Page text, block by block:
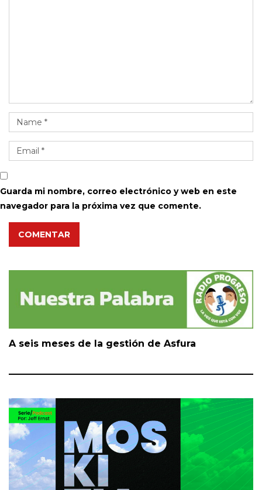
Guarda mi nombre, correo electrónico y web en este
navegador para la próxima vez que comente.
COMENTAR
A seis meses de la gestión de Asfura